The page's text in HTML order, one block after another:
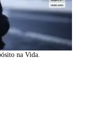
na Vida.